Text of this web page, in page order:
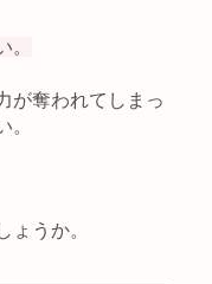
。
が奪われてしまっ
。
ょうか。